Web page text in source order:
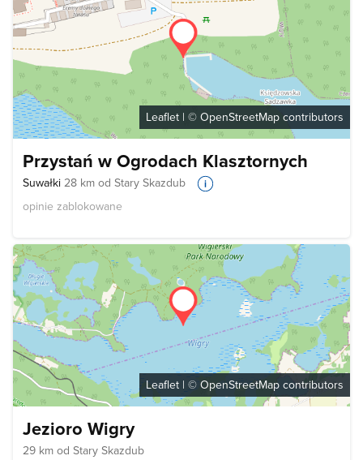
Leaflet | © OpenStreetMap contributors
Przystań w Ogrodach Klasztornych
Suwałki 28 km od Stary Skazdub
opinie zablokowane
Leaflet | © OpenStreetMap contributors
Jezioro Wigry
29 km od Stary Skazdub